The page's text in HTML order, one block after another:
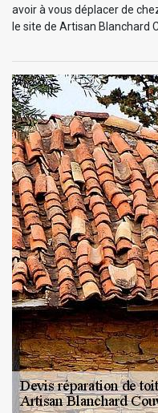
avoir à vous déplacer de
le site de Artisan Blanchard